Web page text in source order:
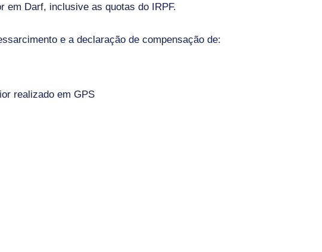
em Darf, inclusive as quotas do IRPF.
e a declaração de compensação de:
realizado em GPS